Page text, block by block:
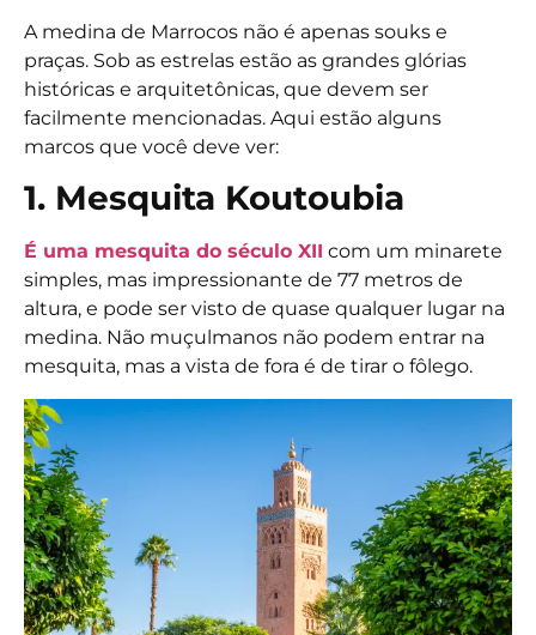
A medina de Marrocos não é apenas souks e
praças. Sob as estrelas estão as grandes glórias
históricas e arquitetônicas, que devem ser
facilmente mencionadas. Aqui estão alguns
marcos que você deve ver:
1. Mesquita Koutoubia
É uma mesquita do século XII com um minarete
simples, mas impressionante de 77 metros de
altura, e pode ser visto de quase qualquer lugar na
medina. Não muçulmanos não podem entrar na
mesquita, mas a vista de fora é de tirar o fôlego.